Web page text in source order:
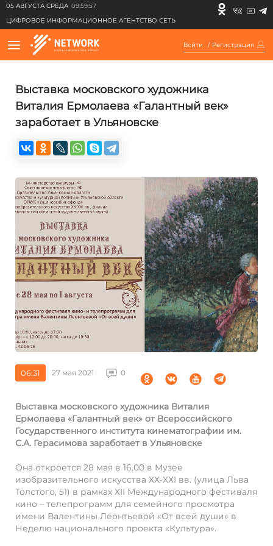
05 АВГУСТА СРЕДА 09:59:57
ЦИФРОВОЕ ИНФОРМАЦИОННОЕ АГЕНТСТВО СЕТЬ
Войти / Регистрация
Выставка московского художника
Виталия Ермолаева «Галантный век»
заработает в Ульяновске
06:31 27 мая 2021 0
Выставка московского художника Виталия
Ермолаева «Галантный век» от Всероссийского
Государственного института кинематографии им.
С.А. Герасимова заработает в Ульяновске
Она откроется 28 мая в 16.00 в Музее
изобразительного искусства ХХ-ХХI вв. (улица Льва
Толстого, 51) в рамках ХII Международного фестиваля
кино – телепрограмм для семейного просмотра
имени Валентины Леонтьевой «От всей души» в
Неделю национального проекта «Культура».